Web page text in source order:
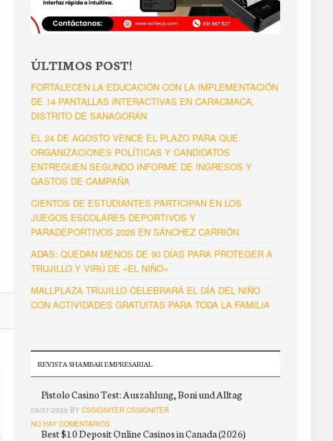
ÚLTIMOS POST!
FORTALECEN LA EDUCACIÓN CON LA IMPLEMENTACIÓN
DE 14 PANTALLAS INTERACTIVAS EN CARACMACA,
DISTRITO DE SANAGORÁN
EL 24 DE AGOSTO VENCE EL PLAZO PARA QUE
ORGANIZACIONES POLÍTICAS Y CANDIDATOS
ENTREGUEN SEGUNDO INFORME DE INGRESOS Y
GASTOS DE CAMPAÑA
CIENTOS DE ESTUDIANTES PARTICIPAN EN LOS
JUEGOS ESCOLARES DEPORTIVOS Y
PARADEPORTIVOS 2026 EN SÁNCHEZ CARRIÓN
ADAS: QUEDAN MENOS DE 90 DÍAS PARA PROTEGER A
TRUJILLO Y VIRÚ DE «EL NIÑO»
MALLPLAZA TRUJILLO CELEBRARÁ EL DÍA DEL NIÑO
CON ACTIVIDADES GRATUITAS PARA TODA LA FAMILIA
REVISTA SHAMBAR EMPRESARIAL
Pistolo Casino Test: Auszahlung, Boni und Alltag
09/07/2026 BY CSSIGNITER CSSIGNITER
NO HAY COMENTARIOS
Best $10 Deposit Online Casinos in Canada (2026)